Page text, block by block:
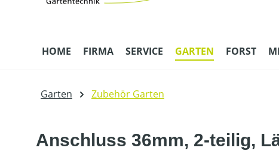
HOME FIRMA SERVICE GARTEN FORST
Garten Zubehör Garten
Anschluss 36mm, 2-teilig,